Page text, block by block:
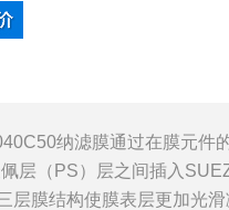
纳滤膜通过在膜元件
佩层（PS）层之间插入
层膜结构使膜表层更加光